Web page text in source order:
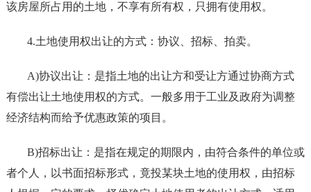
该房屋所占用的土地，不享有所有权，只拥有使用权。
4.土地使用权出让的方式：协议、招标、拍卖。
A)协议出让：是指土地的出让方和受让方通过协商方式
有偿出让土地使用权的方式。一般多用于工业及政府为调整
经济结构而给予优惠政策的项目。
B)招标出让：是指在规定的期限内，由符合条件的单位或
者个人，以书面招标形式，竟投某块土地的使用权，由招标